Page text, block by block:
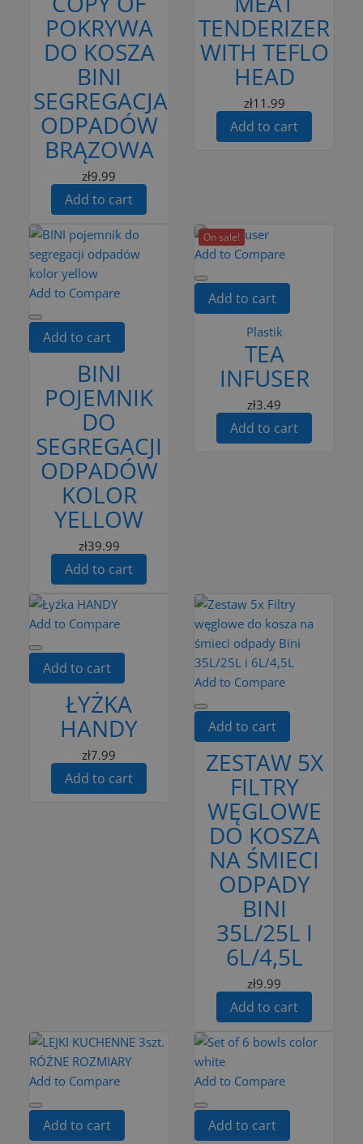
POKRYWA
DO KOSZA
BINI
SEGREGACJA
ODPADÓW
BRĄZOWA
zł9.99
Add to cart
TENDERIZER
WITH TEFLO
HEAD
zł11.99
Add to cart
Add to Compare
Add to cart
BINI
POJEMNIK
DO
SEGREGACJI
ODPADÓW
KOLOR
YELLOW
zł39.99
Add to cart
On sale!
Add to Compare
Add to cart
Plastik
TEA
INFUSER
zł3.49
Add to cart
Add to Compare
Add to cart
ŁYŻKA
HANDY
zł7.99
Add to cart
Add to Compare
Add to cart
ZESTAW 5X
FILTRY
WĘGLOWE
DO KOSZA
NA ŚMIECI
ODPADY
BINI
35L/25L I
6L/4,5L
zł9.99
Add to cart
Add to Compare
Add to cart
Add to Compare
Add to cart